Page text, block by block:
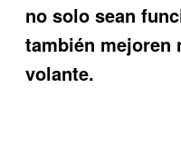
no solo sean
también mejoren
volante.